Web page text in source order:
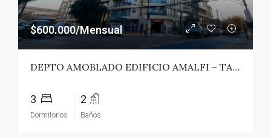
$600.000/Mensual
DEPTO AMOBLADO EDIFICIO AMALFI – TALCA
3
Dormitorios
2
Baños